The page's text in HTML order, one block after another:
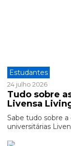
Estudantes
24 julho 2026
Tudo sobre
Livensa
Sabe tudo sobre a
universitárias